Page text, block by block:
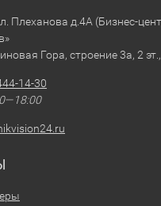
Плеханова д.4А (Бизнес-
Гора, строение 3а, 2
14-30